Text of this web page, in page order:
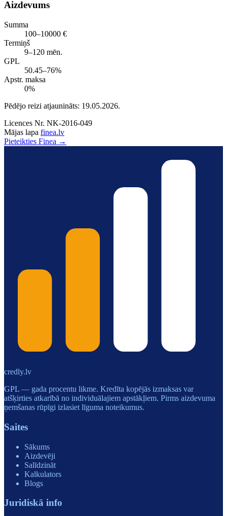
Aizdevums
Summa
100–10000 €
Termiņš
9–120 mēn.
GPL
50.45–76%
Apstr. maksa
0%
Pēdējo reizi atjaunināts: 19.05.2026.
Licences Nr. NK-2016-049
Mājas lapa finea.lv
Pieteikties Finea →
credly.lv
GPL — gada procentu likme. Kredīta kopējās izmaksas var
atšķirties atkarībā no individuālajiem apstākļiem. Pirms aizdevuma
ņemšanas rūpīgi izlasiet līguma noteikumus.
Saites
Sākums
Aizdevēji
Salīdzināt
Kalkulators
Blogs
Juridiskā info